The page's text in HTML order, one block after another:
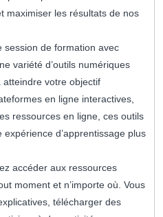
maximiser les résultats de nos
session de formation avec
variété d’outils numériques
votre objectif
en ligne interactives,
ressources en ligne, ces outils
d’apprentissage plus
accéder aux ressources
moment et n’importe où. Vous
télécharger des